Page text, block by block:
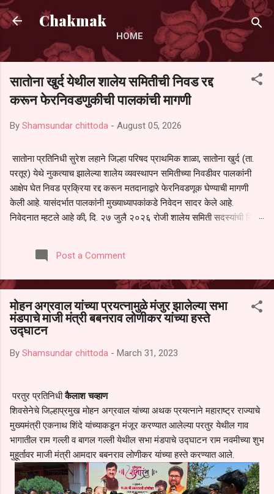
Skip to main content
Chakmak
HOME
सातोना खुर्द येथील शालेय समितीची निवड रद्द
करून फेरनिवडणुकीची पालकांची मागणी
By Shamsundar chittoda - August 05, 2026
सातोना प्रतिनिधी सुरेश लहाने जिल्हा परिषद प्राथमिक शाळा, सातोना खुर्द (ता.
परतूर) येथे नुकत्याच झालेल्या शालेय व्यवस्थापन समितीच्या निवडीवर पालकांनी
आक्षेप घेत निवड प्रक्रिया रद्द करून मतदानाद्वारे फेरनिवडणूक घेण्याची मागणी
केली आहे. यासंदर्भात पालकांनी मुख्याध्यापकांकडे निवेदन सादर केले आहे.
निवेदनात म्हटले आहे की, दि. २७ जुलै २०२६ रोजी शालेय समिती सदस्यांची निवड
पालकांना देण्यात आली नसल्याने मोठ्या संख्येने पालक बैठकीस उपस्थित राहू शकले
नाहीत. तसेच सर्व पालकांना विश्वासात न घेता निवड प्रक्रिया पूर्ण करण्यात
करण्यात यावी आणि सर्व पालकांच्या उपस्थितीत मतदान पद्धतीने शालेय समितीची
फेरनिवडणूक घेण्यात यावी, अशी मागणी पालकांनी केली आहे. या निवेदनाच्या प्रती
जिल्हा शिक्षण अधिकारी (प्राथमिक), जालना तसेच तालुका शिक्षण अधिकारी,
परतूर यांनाही पाठविण्यात आल्या असून प्रशासन याबाबत काय निर्णय घेते, याकडे
पालकांचे लक्ष लागले आहे. या न...
Post a Comment
मोहन अग्रवाल यांच्या प्रयत्नामुळे मंजुर झालेल्या सभा
मंडपाचे माजी मंत्री बबनराव लोणीकर यांच्या हस्ते
उद्घाटन
By Shamsundar chittoda - March 31, 2023
परतुर प्रतिनिधीकैलाश चव्हाण
शिवसेनेचे जिल्हाप्रमुख मोहन अग्रवाल यांच्या अथक प्रयत्नाने महाराष्ट्र राज्याचे
मुख्यमंत्री एकनाथ शिंदे यांच्याकडून मंजूर करण्यात आलेल्या परतुर येथील गाव
भागातील राम गल्ली व बागल गल्ली येथील सभा मंडपाचे उद्घाटन राम नवमीच्या शुभ
मुहूर्तावर माजी मंत्री आमदार बबनराव लोणीकर यांच्या हस्ते करण्यात आले.